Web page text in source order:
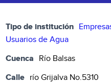
Tipo de institución
Usuarios de Agua
Cuenca Río Balsas
Calle río Grijalva No.5310